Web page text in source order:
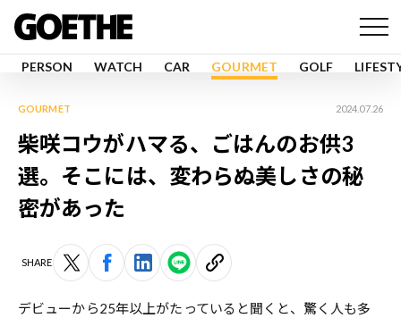
PERSON WATCH CAR GOURMET GOLF
GOURMET 2024.07.26
柴咲コウがハマる、ごはんのお供3
選。そこには、変わらぬ美しさの秘
密があった
SHARE
デビューから25年以上がたっていると聞くと、驚く人も多